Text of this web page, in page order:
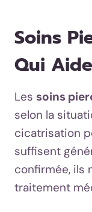
Soins
Qui
Les soins
selon la
cicatrisation
suffisent
confirmée, ils
traitement